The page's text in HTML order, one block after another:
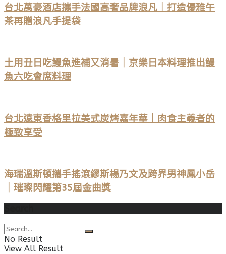
台北萬豪酒店攜手法國高奢品牌浪凡｜打造優雅午
茶再贈浪凡手提袋
土用丑日吃鰻魚進補又消暑｜京樂日本料理推出鰻
魚六吃會席料理
台北遠東香格里拉美式炭烤嘉年華｜肉食主義者的
極致享受
海瑞溫斯頓攜手搖滾繆斯楊乃文及跨界男神鳳小岳
｜璀璨閃耀第35屆金曲獎
No Result
View All Result